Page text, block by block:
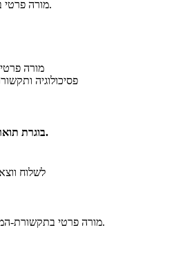
מורה
פסיכולוגיה
בוגרת תואר ראשון בפסיכולוגיה ותקשורת.
לשלוח